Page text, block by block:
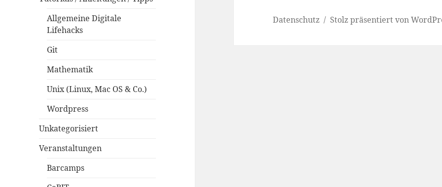
Allgemeine Digitale
Lifehacks
Git
Mathematik
Unix (Linux, Mac OS & Co.)
Wordpress
Unkategorisiert
Veranstaltungen
Barcamps
Datenschutz Stolz präsentiert von